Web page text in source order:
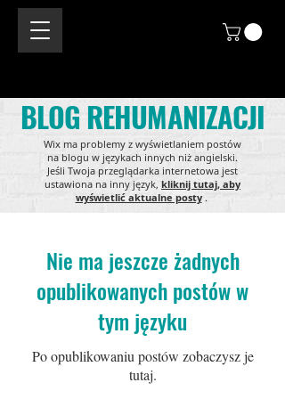
BLOG REHUMANIZACJI
Wix ma problemy z wyświetlaniem postów
na blogu w językach innych niż angielski.
Jeśli Twoja przeglądarka internetowa jest
ustawiona na inny język, kliknij tutaj, aby
wyświetlić aktualne posty.
Nie ma jeszcze żadnych
opublikowanych postów w
tym języku
Po opublikowaniu postów zobaczysz je
tutaj.